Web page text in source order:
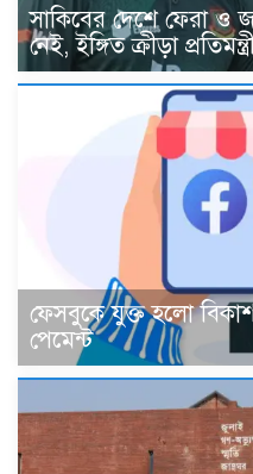
সাকিবের দেশে ফেরা ও
নেই, ইঙ্গিত ক্রীড়া
ফেসবুকে যুক্ত হলো
পেমেন্ট